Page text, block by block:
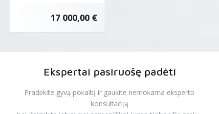
17 000,00 €
Ekspertai pasiruošę padėti
Pradėkite gyvą pokalbį ir gaukite nemokama eksperto
konsultaciją